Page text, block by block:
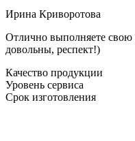
Ирина Криворотова
Отлично выполняете свою
довольны, респект!)
Качество продукции
Уровень сервиса
Срок изготовления